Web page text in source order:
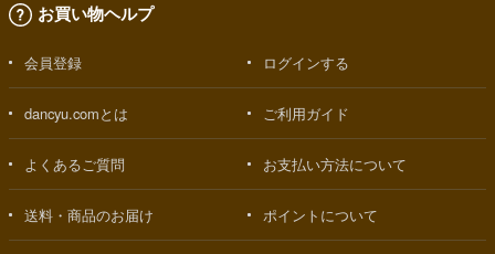
お買い物ヘルプ
会員登録 ログインする
dancyu.comとは ご利用ガイド
よくあるご質問 お支払い方法について
送料・商品のお届け ポイントについて